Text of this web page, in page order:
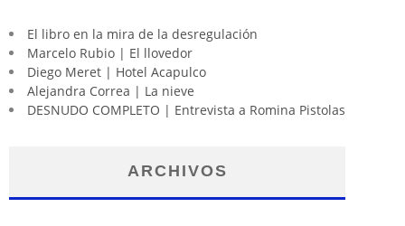
El libro en la mira de la desregulación
Marcelo Rubio | El llovedor
Diego Meret | Hotel Acapulco
Alejandra Correa | La nieve
DESNUDO COMPLETO | Entrevista a Romina Pistolas
ARCHIVOS